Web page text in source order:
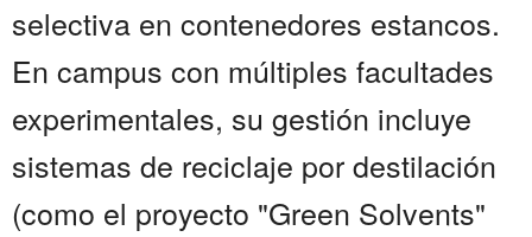
selectiva en contenedores estancos.
En campus con múltiples facultades
experimentales, su gestión incluye
sistemas de reciclaje por destilación
(como el proyecto "Green Solvents"